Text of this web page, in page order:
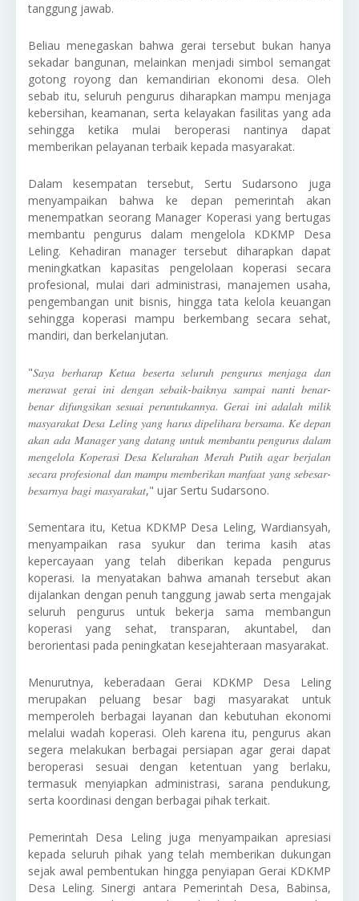
tanggung jawab.
Beliau menegaskan bahwa gerai tersebut bukan hanya
sekadar bangunan, melainkan menjadi simbol semangat
gotong royong dan kemandirian ekonomi desa. Oleh
sebab itu, seluruh pengurus diharapkan mampu menjaga
kebersihan, keamanan, serta kelayakan fasilitas yang ada
sehingga ketika mulai beroperasi nantinya dapat
memberikan pelayanan terbaik kepada masyarakat.
Dalam kesempatan tersebut, Sertu Sudarsono juga
menyampaikan bahwa ke depan pemerintah akan
menempatkan seorang Manager Koperasi yang bertugas
membantu pengurus dalam mengelola KDKMP Desa
Leling. Kehadiran manager tersebut diharapkan dapat
meningkatkan kapasitas pengelolaan koperasi secara
profesional, mulai dari administrasi, manajemen usaha,
pengembangan unit bisnis, hingga tata kelola keuangan
sehingga koperasi mampu berkembang secara sehat,
mandiri, dan berkelanjutan.
"𝑆𝑎𝑦𝑎 𝑏𝑒𝑟ℎ𝑎𝑟𝑎𝑝 𝐾𝑒𝑡𝑢𝑎 𝑏𝑒𝑠𝑒𝑟𝑡𝑎 𝑠𝑒𝑙𝑢𝑟𝑢ℎ 𝑝𝑒𝑛𝑔𝑢𝑟𝑢𝑠 𝑚𝑒𝑛𝑗𝑎𝑔𝑎 𝑑𝑎𝑛
𝑚𝑒𝑟𝑎𝑤𝑎𝑡 𝑔𝑒𝑟𝑎𝑖 𝑖𝑛𝑖 𝑑𝑒𝑛𝑔𝑎𝑛 𝑠𝑒𝑏𝑎𝑖𝑘-𝑏𝑎𝑖𝑘𝑛𝑦𝑎 𝑠𝑎𝑚𝑝𝑎𝑖 𝑛𝑎𝑛𝑡𝑖 𝑏𝑒𝑛𝑎𝑟-
𝑏𝑒𝑛𝑎𝑟 𝑑𝑖𝑓𝑢𝑛𝑔𝑠𝑖𝑘𝑎𝑛 𝑠𝑒𝑠𝑢𝑎𝑖 𝑝𝑒𝑟𝑢𝑛𝑡𝑢𝑘𝑎𝑛𝑛𝑦𝑎. 𝐺𝑒𝑟𝑎𝑖 𝑖𝑛𝑖 𝑎𝑑𝑎𝑙𝑎ℎ 𝑚𝑖𝑙𝑖𝑘
𝑚𝑎𝑠𝑦𝑎𝑟𝑎𝑘𝑎𝑡 𝐷𝑒𝑠𝑎 𝐿𝑒𝑙𝑖𝑛𝑔 𝑦𝑎𝑛𝑔 ℎ𝑎𝑟𝑢𝑠 𝑑𝑖𝑝𝑒𝑙𝑖ℎ𝑎𝑟𝑎 𝑏𝑒𝑟𝑠𝑎𝑚𝑎. 𝐾𝑒 𝑑𝑒𝑝𝑎𝑛
𝑎𝑘𝑎𝑛 𝑎𝑑𝑎 𝑀𝑎𝑛𝑎𝑔𝑒𝑟 𝑦𝑎𝑛𝑔 𝑑𝑎𝑡𝑎𝑛𝑔 𝑢𝑛𝑡𝑢𝑘 𝑚𝑒𝑚𝑏𝑎𝑛𝑡𝑢 𝑝𝑒𝑛𝑔𝑢𝑟𝑢𝑠 𝑑𝑎𝑙𝑎𝑚
𝑚𝑒𝑛𝑔𝑒𝑙𝑜𝑙𝑎 𝐾𝑜𝑝𝑒𝑟𝑎𝑠𝑖 𝐷𝑒𝑠𝑎 𝐾𝑒𝑙𝑢𝑟𝑎ℎ𝑎𝑛 𝑀𝑒𝑟𝑎ℎ 𝑃𝑢𝑡𝑖ℎ 𝑎𝑔𝑎𝑟 𝑏𝑒𝑟𝑗𝑎𝑙𝑎𝑛
𝑠𝑒𝑐𝑎𝑟𝑎 𝑝𝑟𝑜𝑓𝑒𝑠𝑖𝑜𝑛𝑎𝑙 𝑑𝑎𝑛 𝑚𝑎𝑚𝑝𝑢 𝑚𝑒𝑚𝑏𝑒𝑟𝑖𝑘𝑎𝑛 𝑚𝑎𝑛𝑓𝑎𝑎𝑡 𝑦𝑎𝑛𝑔 𝑠𝑒𝑏𝑒𝑠𝑎𝑟-
𝑏𝑒𝑠𝑎𝑟𝑛𝑦𝑎 𝑏𝑎𝑔𝑖 𝑚𝑎𝑠𝑦𝑎𝑟𝑎𝑘𝑎𝑡," ujar Sertu Sudarsono.
Sementara itu, Ketua KDKMP Desa Leling, Wardiansyah,
menyampaikan rasa syukur dan terima kasih atas
kepercayaan yang telah diberikan kepada pengurus
koperasi. Ia menyatakan bahwa amanah tersebut akan
dijalankan dengan penuh tanggung jawab serta mengajak
seluruh pengurus untuk bekerja sama membangun
koperasi yang sehat, transparan, akuntabel, dan
berorientasi pada peningkatan kesejahteraan masyarakat.
Menurutnya, keberadaan Gerai KDKMP Desa Leling
merupakan peluang besar bagi masyarakat untuk
memperoleh berbagai layanan dan kebutuhan ekonomi
melalui wadah koperasi. Oleh karena itu, pengurus akan
segera melakukan berbagai persiapan agar gerai dapat
beroperasi sesuai dengan ketentuan yang berlaku,
termasuk menyiapkan administrasi, sarana pendukung,
serta koordinasi dengan berbagai pihak terkait.
Pemerintah Desa Leling juga menyampaikan apresiasi
kepada seluruh pihak yang telah memberikan dukungan
sejak awal pembentukan hingga penyiapan Gerai KDKMP
Desa Leling. Sinergi antara Pemerintah Desa, Babinsa,